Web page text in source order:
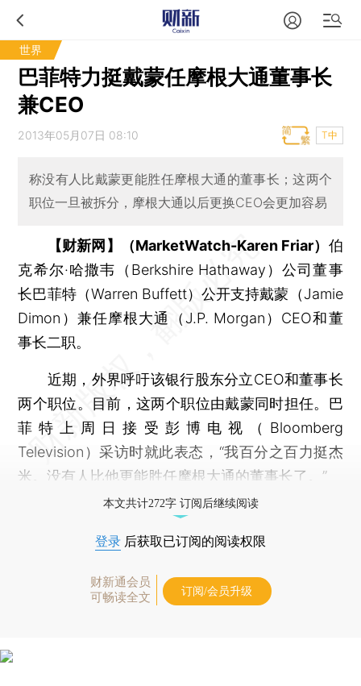
世界
巴菲特力挺戴蒙任摩根大通董事长
兼CEO
2013年05月07日 08:10 T中
称没有人比戴蒙更能胜任摩根大通的董事长；这两个
职位一旦被拆分，摩根大通以后更换CEO会更加容易
【财新网】（MarketWatch-Karen Friar） 伯
克希尔·哈撒韦（Berkshire Hathaway）公司董事
长巴菲特（Warren Buffett）公开支持戴蒙（Jamie
Dimon）兼任摩根大通（J.P. Morgan）CEO和董
事长二职。
近期，外界呼吁该银行股东分立CEO和董事长
两个职位。目前，这两个职位由戴蒙同时担任。巴
菲特上周日接受彭博电视（Bloomberg
Television）采访时就此表态，“我百分之百力挺杰
米。没有人比他更能胜任摩根大通的董事长了。”
本文共计272字 订阅后继续阅读
登录 后获取已订阅的阅读权限
财新通会员
可畅读全文
订阅/会员升级